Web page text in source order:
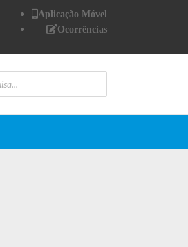
Aplicação Móvel
Ocorrências